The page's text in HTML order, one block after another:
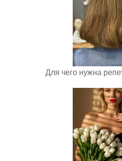
Для чего нужна